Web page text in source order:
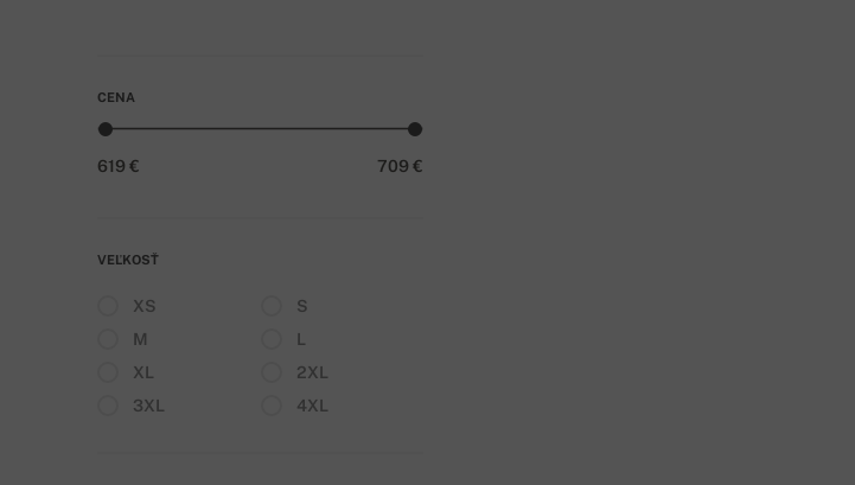
CENA
619 € 709 €
VEĽKOSŤ
XS
S
M
L
XL
2XL
3XL
4XL